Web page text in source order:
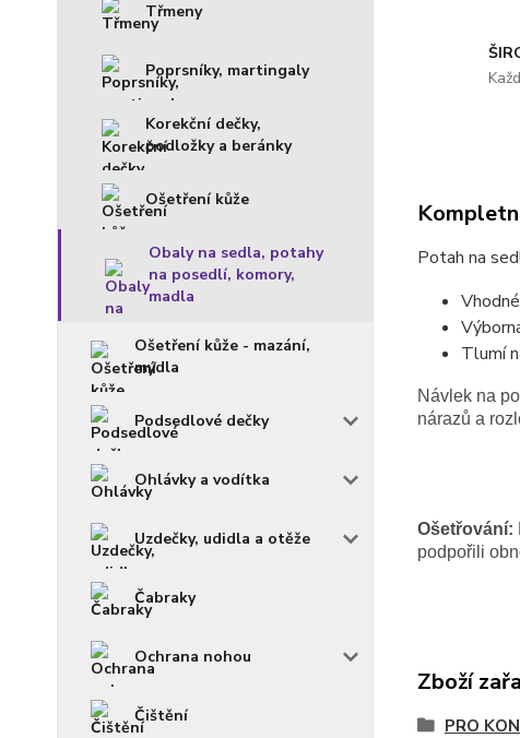
Třmeny
Poprsníky, martingaly
Korekční dečky,
podložky a beránky
Ošetření kůže
Obaly na sedla, potahy
na posedlí, komory,
madla
Ošetření kůže - mazání,
mýdla
Podsedlové dečky
Ohlávky a vodítka
Uzdečky, udidla a otěže
Čabraky
Ochrana nohou
Čištění
Potah na
Tlumí
Návlek na
nárazů a
Ošetřování:
podpořili
Zboží
PRO